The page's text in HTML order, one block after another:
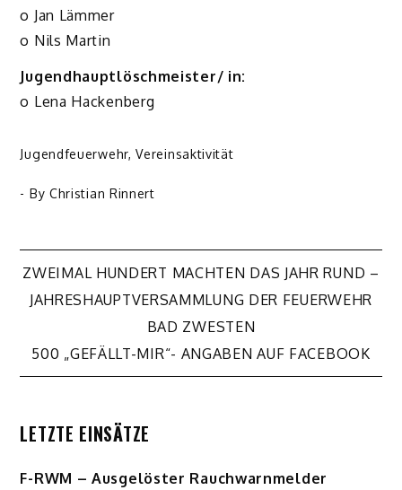
o Jan Lämmer
o Nils Martin
Jugendhauptlöschmeister/ in:
o Lena Hackenberg
Jugendfeuerwehr,Vereinsaktivität
- By Christian Rinnert
Beitragsnavigation
ZWEIMAL HUNDERT MACHTEN DAS JAHR RUND –
JAHRESHAUPTVERSAMMLUNG DER FEUERWEHR
BAD ZWESTEN
500 „GEFÄLLT-MIR“- ANGABEN AUF FACEBOOK
LETZTE EINSÄTZE
F-RWM – Ausgelöster Rauchwarnmelder